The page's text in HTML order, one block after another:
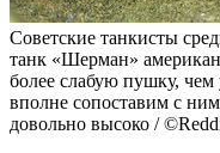
Советские танкисты
танк «Шерман»
более слабую пушку,
вполне сопоставим с
довольно высоко /